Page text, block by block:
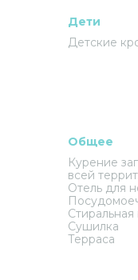
Дети
Детские
Общее
Курение
всей
Отель для
Сушилка
Терраса